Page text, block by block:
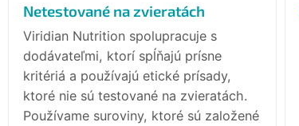
Netestované na zvieratách
Viridian Nutrition spolupracuje s
dodávateľmi, ktorí spĺňajú prísne
kritériá a používajú etické prísady,
ktoré nie sú testované na zvieratách.
Používame suroviny, ktoré sú založené